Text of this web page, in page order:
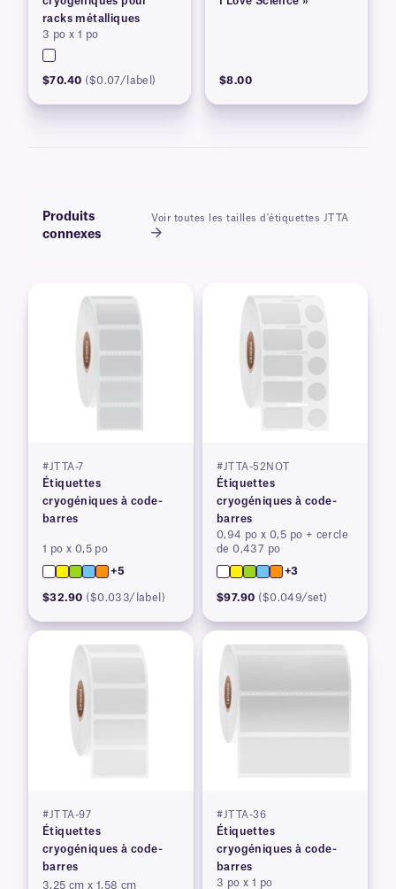
racks métalliques
3 po x 1 po
$70.40 ($0.07/label) $8.00
Produits
connexes
Voir toutes les tailles d'étiquettes JTTA
#JTTA-7
Étiquettes
cryogéniques à code-
barres
1 po x 0,5 po
+5
$32.90 ($0.033/label)
#JTTA-52NOT
Étiquettes
cryogéniques à code-
barres
0,94 po x 0,5 po + cercle
de 0,437 po
+3
$97.90 ($0.049/set)
#JTTA-97
Étiquettes
cryogéniques à code-
barres
3,25 cm x 1,58 cm
#JTTA-36
Étiquettes
cryogéniques à code-
barres
3 po x 1 po